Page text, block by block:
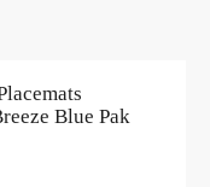
Blue Pak